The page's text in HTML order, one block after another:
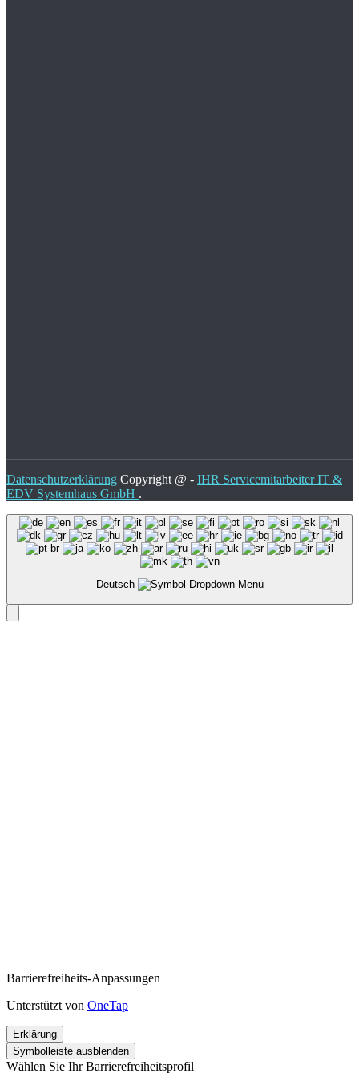
Datenschutzerklärung Copyright @ - IHR Servicemitarbeiter IT &
EDV Systemhaus GmbH .
Deutsch
Barrierefreiheits-Anpassungen
Unterstützt von OneTap
Erklärung
Symbolleiste ausblenden
Wählen Sie Ihr Barrierefreiheitsprofil